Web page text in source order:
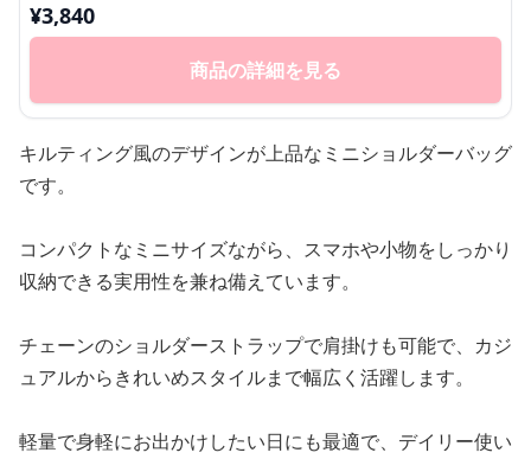
¥3,840
商品の詳細を見る
キルティング風のデザインが上品なミニショルダーバッグ
です。
コンパクトなミニサイズながら、スマホや小物をしっかり
収納できる実用性を兼ね備えています。
チェーンのショルダーストラップで肩掛けも可能で、カジ
ュアルからきれいめスタイルまで幅広く活躍します。
軽量で身軽にお出かけしたい日にも最適で、デイリー使い